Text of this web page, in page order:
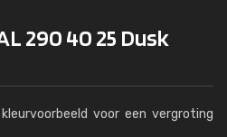
290 40 25 Dusk
voor een vergroting